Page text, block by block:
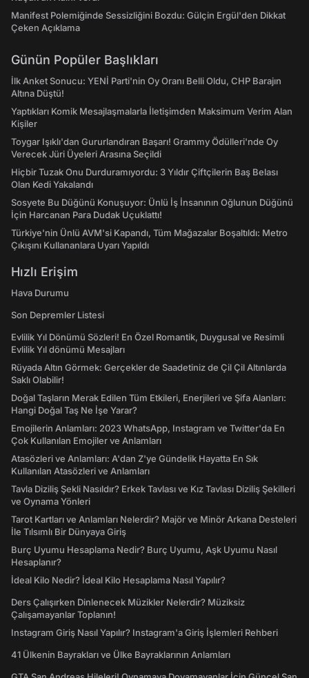
Manifest Polemiğinde Sessizliğini Bozdu: Gülçin Ergül'den Dikkat
Çeken Açıklama
Günün Popüler Başlıkları
İlk Anket Sonucu: YENİ Parti'nin Oy Oranı Belli Oldu, CHP Barajın
Altına Düştü!
Yaptıkları Komik Mesajlaşmalarla İletişimden Maksimum Verim Alan
Kişiler
Toygar Işıklı'dan Gururlandıran Başarı! Grammy Ödülleri'nde Oy
Verecek Jüri Üyeleri Arasına Seçildi
Hiçbir Tuzak Onu Durduramıyordu: 3 Yıldır Çiftçilerin Baş Belası
Olan Kedi Yakalandı
Sosyete Bu Düğünü Konuşuyor: Ünlü İş İnsanının Oğlunun Düğünü
İçin Harcanan Para Dudak Uçuklattı!
Türkiye'nin Ünlü AVM'si Kapandı, Tüm Mağazalar Boşaltıldı: Metro
Çıkışını Kullananlara Uyarı Yapıldı
Hızlı Erişim
Hava Durumu
Son Depremler Listesi
Evlilik Yıl Dönümü Sözleri! En Özel Romantik, Duygusal ve Resimli
Evlilik Yıl dönümü Mesajları
Rüyada Altın Görmek: Gerçekler de Saadetiniz de Çil Çil Altınlarda
Saklı Olabilir!
Doğal Taşların Merak Edilen Tüm Etkileri, Enerjileri ve Şifa Alanları:
Hangi Doğal Taş Ne İşe Yarar?
Emojilerin Anlamları: 2023 WhatsApp, Instagram ve Twitter'da En
Çok Kullanılan Emojiler ve Anlamları
Atasözleri ve Anlamları: A'dan Z'ye Gündelik Hayatta En Sık
Kullanılan Atasözleri ve Anlamları
Tavla Diziliş Şekli Nasıldır? Erkek Tavlası ve Kız Tavlası Diziliş Şekilleri
ve Oynama Yönleri
Tarot Kartları ve Anlamları Nelerdir? Majör ve Minör Arkana Desteleri
İle Tılsımlı Bir Dünyaya Giriş
Burç Uyumu Hesaplama Nedir? Burç Uyumu, Aşk Uyumu Nasıl
Hesaplanır?
İdeal Kilo Nedir? İdeal Kilo Hesaplama Nasıl Yapılır?
Ders Çalışırken Dinlenecek Müzikler Nelerdir? Müziksiz
Çalışamayanlar Toplanın!
Instagram Giriş Nasıl Yapılır? Instagram'a Giriş İşlemleri Rehberi
41 Ülkenin Bayrakları ve Ülke Bayraklarının Anlamları